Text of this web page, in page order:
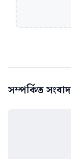
সম্পর্কিত সংবাদ